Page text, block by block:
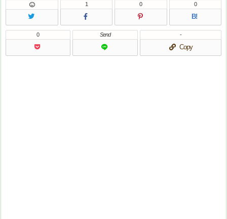
1 0
B!
0
0 Send
Copy
-